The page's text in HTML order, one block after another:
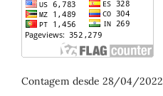
Contagem desde 28/04/2022